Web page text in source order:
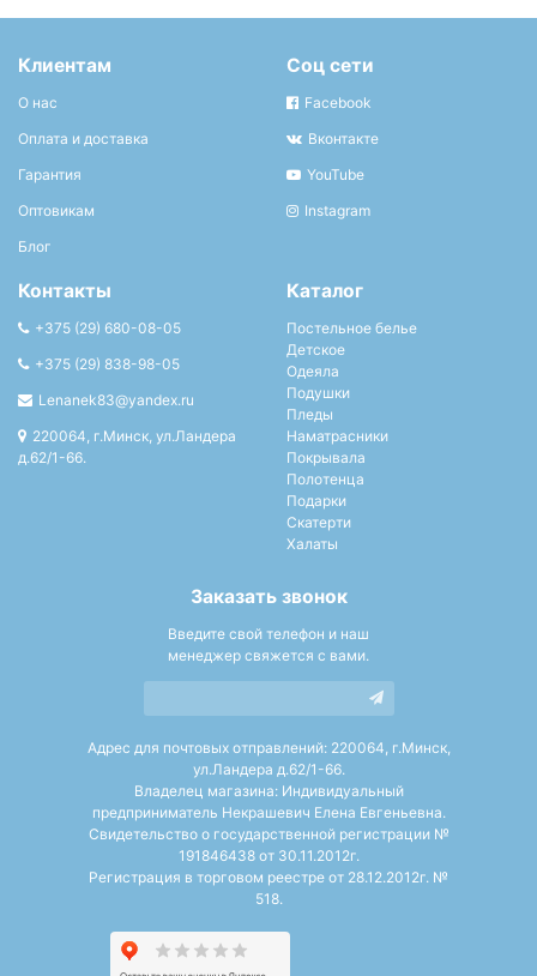
Клиентам
О нас
Оплата и доставка
Гарантия
Оптовикам
Блог
Соц сети
Facebook
Вконтакте
YouTube
Instagram
Контакты
+375 (29) 680-08-05
+375 (29) 838-98-05
Lenanek83@yandex.ru
220064, г.Минск, ул.Ландера
д.62/1-66.
Каталог
Постельное белье
Детское
Одеяла
Подушки
Пледы
Наматрасники
Покрывала
Полотенца
Подарки
Скатерти
Халаты
Заказать звонок
Введите свой телефон и наш
менеджер свяжется с вами.
Адрес для почтовых отправлений: 220064, г.Минск,
ул.Ландера д.62/1-66.
Владелец магазина: Индивидуальный
предприниматель Некрашевич Елена Евгеньевна.
Свидетельство о государственной регистрации №
191846438 от 30.11.2012г.
Регистрация в торговом реестре от 28.12.2012г. №
518.